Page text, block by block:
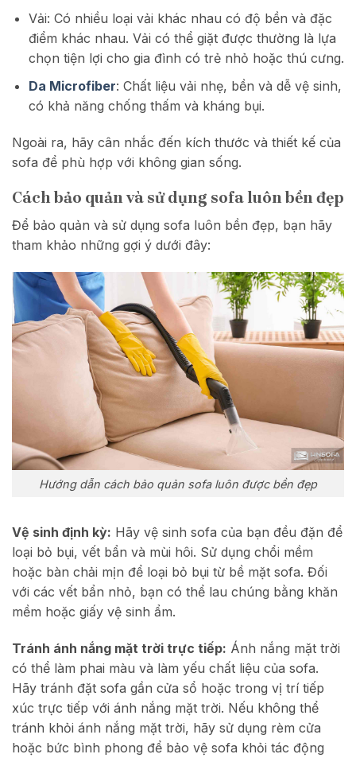
Vải: Có nhiều loại vải khác nhau có độ bền và đặc
điểm khác nhau. Vải có thể giặt được thường là lựa
chọn tiện lợi cho gia đình có trẻ nhỏ hoặc thú cưng.
Da Microfiber: Chất liệu vải nhẹ, bền và dễ vệ sinh,
có khả năng chống thấm và kháng bụi.
Ngoài ra, hãy cân nhắc đến kích thước và thiết kế của
sofa để phù hợp với không gian sống.
Cách bảo quản và sử dụng sofa luôn bền đẹp
Để bảo quản và sử dụng sofa luôn bền đẹp, bạn hãy
tham khảo những gợi ý dưới đây:
Hướng dẫn cách bảo quản sofa luôn được bền đẹp
Vệ sinh định kỳ: Hãy vệ sinh sofa của bạn đều đặn để
loại bỏ bụi, vết bẩn và mùi hôi. Sử dụng chổi mềm
hoặc bàn chải mịn để loại bỏ bụi từ bề mặt sofa. Đối
với các vết bẩn nhỏ, bạn có thể lau chúng bằng khăn
mềm hoặc giấy vệ sinh ẩm.
Tránh ánh nắng mặt trời trực tiếp: Ánh nắng mặt trời
có thể làm phai màu và làm yếu chất liệu của sofa.
Hãy tránh đặt sofa gần cửa sổ hoặc trong vị trí tiếp
xúc trực tiếp với ánh nắng mặt trời. Nếu không thể
tránh khỏi ánh nắng mặt trời, hãy sử dụng rèm cửa
hoặc bức bình phong để bảo vệ sofa khỏi tác động